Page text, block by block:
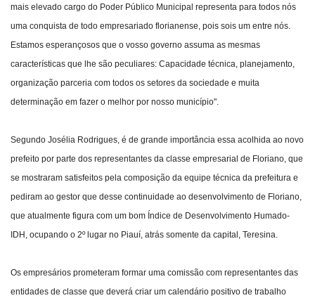
mais elevado cargo do Poder Público Municipal representa para todos nós
uma conquista de todo empresariado florianense, pois sois um entre nós.
Estamos esperançosos que o vosso governo assuma as mesmas
características que lhe são peculiares: Capacidade técnica, planejamento,
organização parceria com todos os setores da sociedade e muita
determinação em fazer o melhor por nosso município".
Segundo Josélia Rodrigues, é de grande importância essa acolhida ao novo
prefeito por parte dos representantes da classe empresarial de Floriano, que
se mostraram satisfeitos pela composição da equipe técnica da prefeitura e
pediram ao gestor que desse continuidade ao desenvolvimento de Floriano,
que atualmente figura com um bom Índice de Desenvolvimento Humado-
IDH, ocupando o 2º lugar no Piauí, atrás somente da capital, Teresina.
Os empresários prometeram formar uma comissão com representantes das
entidades de classe que deverá criar um calendário positivo de trabalho